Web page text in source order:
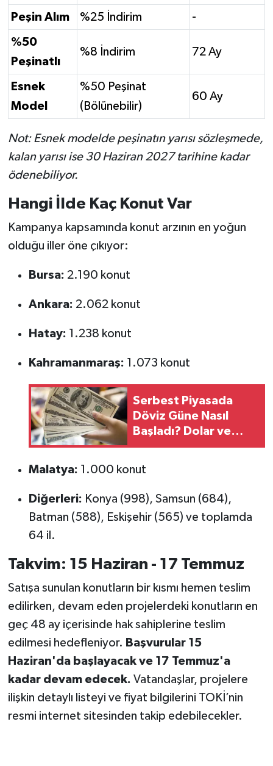
Peşin Alım %25 İndirim -
%50
Peşinatlı
%8 İndirim 72 Ay
Esnek
Model
%50 Peşinat
(Bölünebilir)
60 Ay
Not: Esnek modelde peşinatın yarısı sözleşmede,
kalan yarısı ise 30 Haziran 2027 tarihine kadar
ödenebiliyor.
Hangi İlde Kaç Konut Var
Kampanya kapsamında konut arzının en yoğun
olduğu iller öne çıkıyor:
Bursa: 2.190 konut
Ankara: 2.062 konut
Hatay: 1.238 konut
Kahramanmaraş: 1.073 konut
Serbest Piyasada
Döviz Güne Nasıl
Başladı? Dolar ve
Euroda İbre Yukarıda
Malatya: 1.000 konut
Diğerleri: Konya (998), Samsun (684),
Batman (588), Eskişehir (565) ve toplamda
64 il.
Takvim: 15 Haziran - 17 Temmuz
Satışa sunulan konutların bir kısmı hemen teslim
edilirken, devam eden projelerdeki konutların en
geç 48 ay içerisinde hak sahiplerine teslim
edilmesi hedefleniyor. Başvurular 15
Haziran'da başlayacak ve 17 Temmuz'a
kadar devam edecek. Vatandaşlar, projelere
ilişkin detaylı listeyi ve fiyat bilgilerini TOKİ’nin
resmi internet sitesinden takip edebilecekler.